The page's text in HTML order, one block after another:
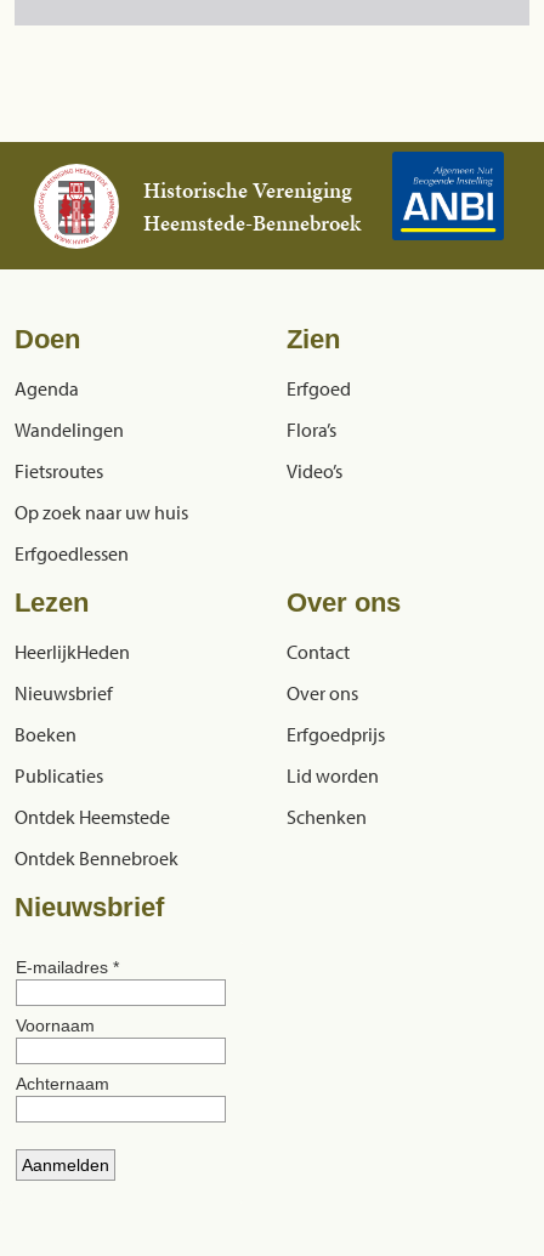
Historische Vereniging
Heemstede-Bennebroek
Doen
Agenda
Wandelingen
Fietsroutes
Op zoek naar uw huis
Erfgoedlessen
Zien
Erfgoed
Flora’s
Video’s
Lezen
HeerlijkHeden
Nieuwsbrief
Boeken
Publicaties
Ontdek Heemstede
Ontdek Bennebroek
Over ons
Contact
Over ons
Erfgoedprijs
Lid worden
Schenken
Nieuwsbrief